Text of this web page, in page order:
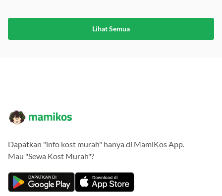
Lihat Semua
Dapatkan "info kost murah" hanya di MamiKos App.
Mau "Sewa Kost Murah"?